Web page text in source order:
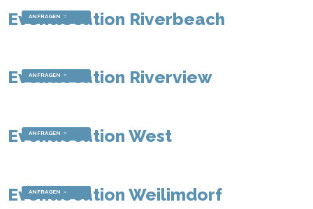
Eventlocation Riverbeach
ANFRAGEN
Eventlocation Riverview
ANFRAGEN
Eventlocation West
ANFRAGEN
Eventlocation Weilimdorf
ANFRAGEN